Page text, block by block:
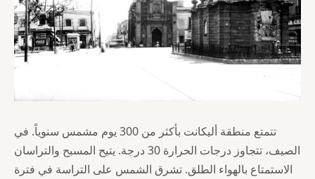
تتمتع منطقة أليكانت بأكثر من 300 يوم مشمس سنوياً. في
الصيف، تتجاوز درجات الحرارة 30 درجة. يتيح المسبح والتراسان
الاستمتاع بالهواء الطلق. تشرق الشمس على التراسة في فترة